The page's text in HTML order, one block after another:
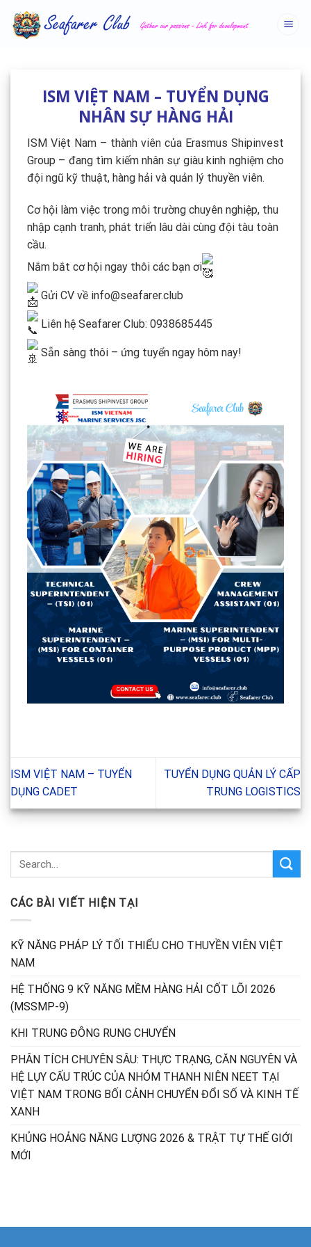
content
ISM VIỆT NAM – TUYỂN DỤNG
NHÂN SỰ HÀNG HẢI
ISM Việt Nam – thành viên của Erasmus Shipinvest
Group – đang tìm kiếm nhân sự giàu kinh nghiệm cho
đội ngũ kỹ thuật, hàng hải và quản lý thuyền viên.
Cơ hội làm việc trong môi trường chuyên nghiệp, thu
nhập cạnh tranh, phát triển lâu dài cùng đội tàu toàn
cầu.
Nắm bắt cơ hội ngay thôi các bạn ơi
Gửi CV về info@seafarer.club
Liên hệ Seafarer Club: 0938685445
Sẵn sàng thôi – ứng tuyển ngay hôm nay!
ISM VIỆT NAM – TUYỂN
DỤNG CADET
TUYỂN DỤNG QUẢN LÝ CẤP
TRUNG LOGISTICS
CÁC BÀI VIẾT HIỆN TẠI
KỸ NĂNG PHÁP LÝ TỐI THIỂU CHO THUYỀN VIÊN VIỆT
NAM
HỆ THỐNG 9 KỸ NĂNG MỀM HÀNG HẢI CỐT LÕI 2026
(MSSMP-9)
KHI TRUNG ĐÔNG RUNG CHUYỂN
PHÂN TÍCH CHUYÊN SÂU: THỰC TRẠNG, CĂN NGUYÊN VÀ
HỆ LỤY CẤU TRÚC CỦA NHÓM THANH NIÊN NEET TẠI
VIỆT NAM TRONG BỐI CẢNH CHUYỂN ĐỔI SỐ VÀ KINH TẾ
XANH
KHỦNG HOẢNG NĂNG LƯỢNG 2026 & TRẬT TỰ THẾ GIỚI
MỚI